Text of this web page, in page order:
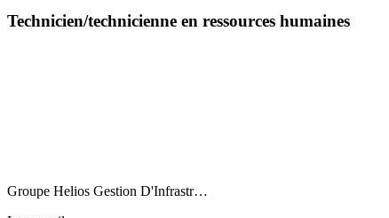
Technicien/technicienne en ressources humaines
Groupe Helios Gestion D'Infrastr…